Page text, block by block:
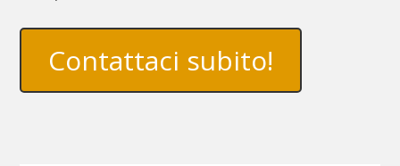
Contattaci subito!